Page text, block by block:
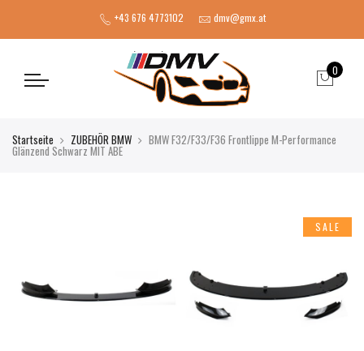
+43 676 4773102 dmv@gmx.at
0
Startseite ZUBEHÖR BMW BMW F32/F33/F36 Frontlippe M-Performance
Glänzend Schwarz MIT ABE
SALE